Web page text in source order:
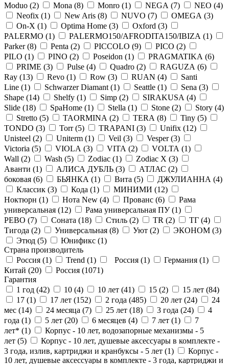
Moduo (2) Mona (8) Monro (1) NEGA (7) NEO (4)
Neofix (1) New Aris (8) NUVO (7) OMEGA (3)
On-X (1) Optima Home (3) Oxford (3)
PALERMO (1) PALERMO150/AFRODITA150/IBIZA (1)
Parker (8) Penta (2) PICCOLO (9) PICO (2)
PILO (1) PINO (2) Poseidon (1) PRAGMATIKA (6)
PRIME (3) Pulse (4) Quadro (2) RAGUZA (6)
Ray (13) Revo (1) Row (3) RUAN (4)
Santi
Line (1) Schwarzer Diamant (1) Seattle (1) Sena (3)
Shape (14) Shelfy (1) Simp (2) SIRAKUSA (4)
Slide (18) SpaHome (1) Stella (1) Stone (2) Story (4)
Stretto (5) TAORMINA (2) TERA (8) Tiny (5)
TONDO (3) Torr (5) TRAPANI (3) Unifix (12)
Unisteel (2) Uniterm (1) Veil (3) Vesper (3)
Victoria (5) VIOLA (3) VITA (2) VOLTA (1)
Wall (2) Wash (5) Zodiac (1) Zodiac X (3)
Аванти (1) АЛИСА ДУБЛЬ (3) АТЛАС (2)
боковая (6) БЬЯНКА (1) Вита (5) ДЖУЛИАННА (4)
Классик (3) Кода (1) МИНИМИ (12)
Ноктюрн (1) Нота New (4) Прованс (6)
Рама
универсальная (12) Рама универсальная ПУ (1)
РЕВО (7) Соната (18) Стиль (2) ТR (2) ТГ (4)
Тигода (2) Универсальная (8) Уют (2) ЭКОНОМ (3)
Этюд (5) Юнификс (1)
Страна производитель
Россия (1) Trend (1) Россия (1) Германия (1)
Китай (20) Россия (1071)
Гарантия
1 год (42) 10 (4) 10 лет (41) 15 (2) 15 лет (84)
17 (1) 17 лет (152) 2 года (485) 20 лет (24)
24
мес (14) 24 месяца (7) 25 лет (18) 3 года (24)
4
года (1) 5 лет (20) 6 месяцев (4) 7 лет (1)
7
лет* (1)
Корпус - 10 лет, водозапорные механизмы - 5
лет (5)
Корпус - 10 лет, душевые аксессуары в комплекте -
3 года, излив, картриджи и кранбуксы - 5 лет (1)
Корпус -
10 лет, душевые аксессуары в комплекте - 3 года, картриджи и